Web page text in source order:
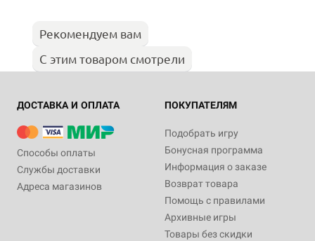
Рекомендуем вам
С этим товаром смотрели
ДОСТАВКА И ОПЛАТА
Способы оплаты
Службы доставки
Адреса магазинов
ПОКУПАТЕЛЯМ
Подобрать игру
Бонусная программа
Информация о заказе
Возврат товара
Помощь с правилами
Архивные игры
Товары без скидки